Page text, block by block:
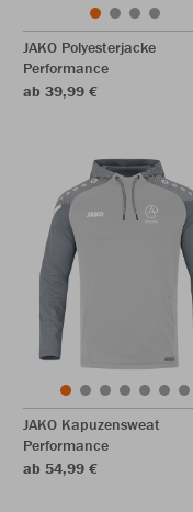
JAKO Polyesterjacke
Performance
ab 39,99 €
JAKO Kapuzensweat
Performance
ab 54,99 €